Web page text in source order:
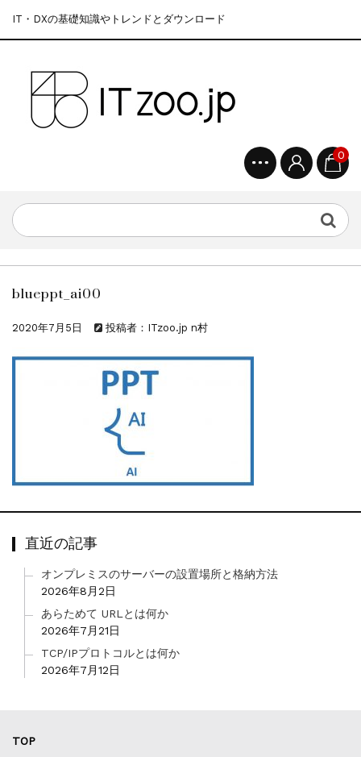
IT・DXの基礎知識やトレンドとダウンロード
0
blueppt_ai00
2020年7月5日 投稿者：ITzoo.jp n村
直近の記事
オンプレミスのサーバーの設置場所と格納方法
2026年8月2日
あらためて URLとは何か
2026年7月21日
TCP/IPプロトコルとは何か
2026年7月12日
TOP